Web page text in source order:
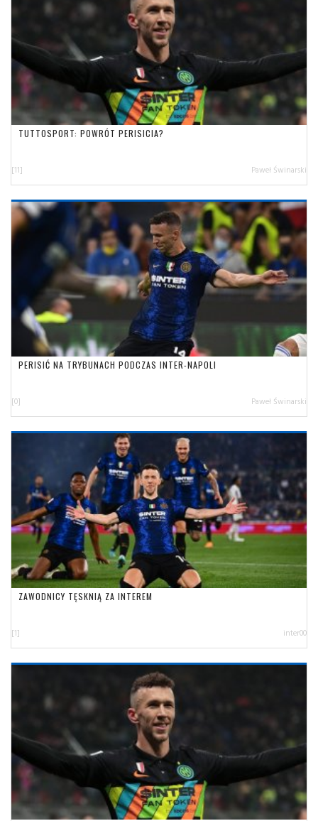
TUTTOSPORT: POWRÓT PERISICIA?
[11] Paweł Świnarski
PERISIĆ NA TRYBUNACH PODCZAS INTER-NAPOLI
[0] Paweł Świnarski
ZAWODNICY TĘSKNIĄ ZA INTEREM
[1] inter00